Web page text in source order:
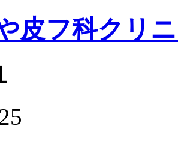
皮フ科クリ